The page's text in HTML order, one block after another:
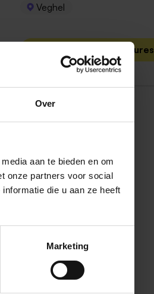
Over
aan te bieden en om
onze partners voor social
die u aan ze heeft
Marketing
Veghel
Bekijk meer vacatures